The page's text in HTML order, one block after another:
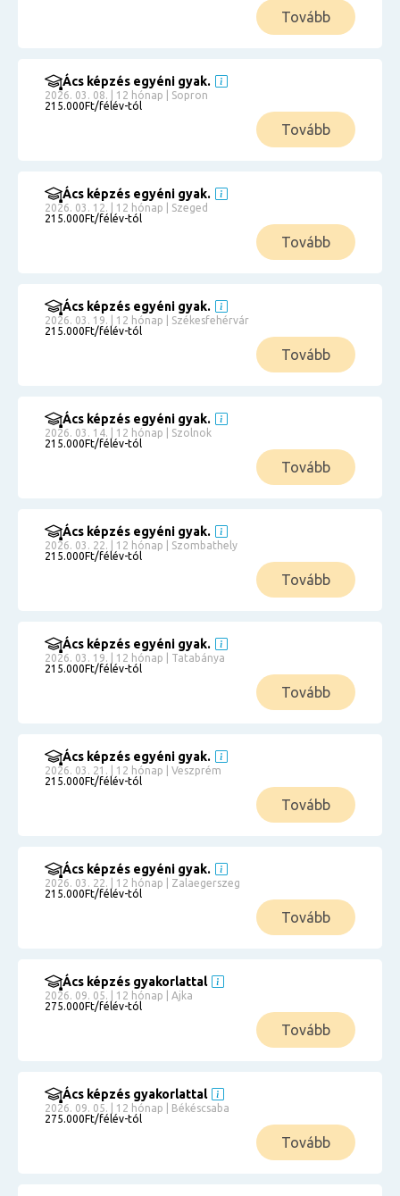
Tovább
Ács képzés egyéni gyak.
2026. 03. 08. | 12 hónap | Sopron
215.000Ft/félév-tól
Tovább
Ács képzés egyéni gyak.
2026. 03. 12. | 12 hónap | Szeged
215.000Ft/félév-tól
Tovább
Ács képzés egyéni gyak.
2026. 03. 19. | 12 hónap | Székesfehérvár
215.000Ft/félév-tól
Tovább
Ács képzés egyéni gyak.
2026. 03. 14. | 12 hónap | Szolnok
215.000Ft/félév-tól
Tovább
Ács képzés egyéni gyak.
2026. 03. 22. | 12 hónap | Szombathely
215.000Ft/félév-tól
Tovább
Ács képzés egyéni gyak.
2026. 03. 19. | 12 hónap | Tatabánya
215.000Ft/félév-tól
Tovább
Ács képzés egyéni gyak.
2026. 03. 21. | 12 hónap | Veszprém
215.000Ft/félév-tól
Tovább
Ács képzés egyéni gyak.
2026. 03. 22. | 12 hónap | Zalaegerszeg
215.000Ft/félév-tól
Tovább
Ács képzés gyakorlattal
2026. 09. 05. | 12 hónap | Ajka
275.000Ft/félév-tól
Tovább
Ács képzés gyakorlattal
2026. 09. 05. | 12 hónap | Békéscsaba
275.000Ft/félév-tól
Tovább